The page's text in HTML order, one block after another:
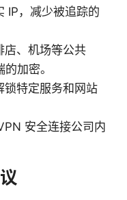
IP，减少被追踪的
店、机场等公共
加密。
锁特定服务和网站
安全连接公司内